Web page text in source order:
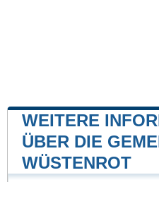
WEITERE
ÜBER DIE
WÜSTENROT